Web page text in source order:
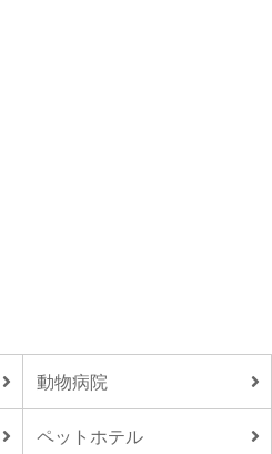
動物病院
ペットホテル